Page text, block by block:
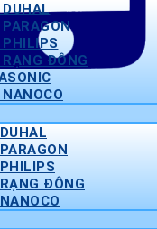
ĐÔNG
ĐÔNG